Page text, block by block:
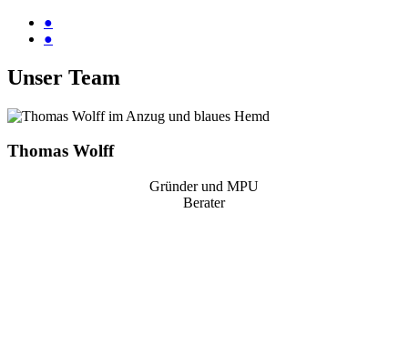
●
●
Unser Team
Thomas Wolff
Gründer und MPU
Berater